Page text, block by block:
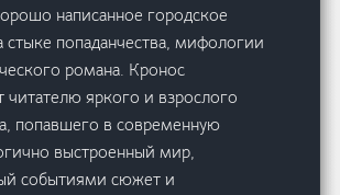
написанное городское
стыке попаданчества, мифологии
романа. Кронос
читателю яркого и взрослого
попавшего в современную
выстроенный мир,
событиями сюжет и